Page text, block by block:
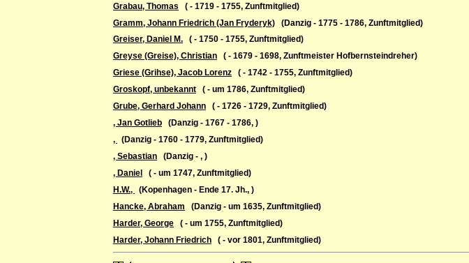
Grabau, Thomas ( - 1719 - 1755, Zunftmitglied)
Gramm, Johann Friedrich (Jan Fryderyk) (Danzig - 1775 - 1786, Zunftmitglied)
Greiser, Daniel M. ( - 1750 - 1755, Zunftmitglied)
Greyse (Greise), Christian ( - 1679 - 1698, Zunftmeister Hofbernsteindreher)
Griese (Grihse), Jacob Lorenz ( - 1742 - 1755, Zunftmitglied)
Groskopf, unbekannt ( - um 1786, Zunftmitglied)
Grube, Gerhard Johann ( - 1726 - 1729, Zunftmitglied)
, Jan Gotlieb (Danzig - 1767 - 1786, )
,
(Danzig - 1760 - 1779, Zunftmitglied)
, Sebastian (Danzig - , )
, Daniel
( - um 1747, Zunftmitglied)
H.W.,
(Kopenhagen - Ende 17. Jh., )
Hancke, Abraham (Danzig - um 1635, Zunftmitglied)
Harder, George ( - um 1755, Zunftmitglied)
Harder, Johann Friedrich ( - vor 1801, Zunftmitglied)